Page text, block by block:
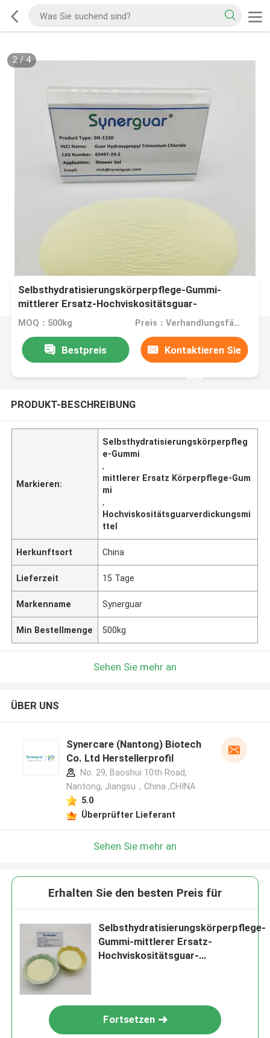
2/ 4
Selbsthydratisierungskörperpflege-Gummi-
mittlerer Ersatz-Hochviskositätsguar-
Verdickungsmittel
MOQ：500kg Preis：Verhandlungsfähig
Bestpreis Kontaktieren Sie
uns
PRODUKT-BESCHREIBUNG
Markieren:
Selbsthydratisierungskörperpfleg
e-Gummi
,
mittlerer Ersatz Körperpflege-Gum
mi
,
Hochviskositätsguarverdickungsmi
ttel
Herkunftsort China
Lieferzeit 15 Tage
Markenname Synerguar
Min Bestellmenge 500kg
Sehen Sie mehr an
ÜBER UNS
Synercare (Nantong) Biotech
Co. Ltd Herstellerprofil
No. 29, Baoshui 10th Road,
Nantong, Jiangsu，China ,CHINA
5.0
Überprüfter Lieferant
Sehen Sie mehr an
Erhalten Sie den besten Preis für
Selbsthydratisierungskörperpflege-
Gummi-mittlerer Ersatz-
Hochviskositätsguar-
Fortsetzen